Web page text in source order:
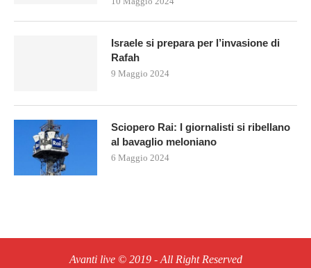
Israele si prepara per l’invasione di
Rafah
9 Maggio 2024
Sciopero Rai: I giornalisti si ribellano
al bavaglio meloniano
6 Maggio 2024
Avanti live © 2019 - All Right Reserved